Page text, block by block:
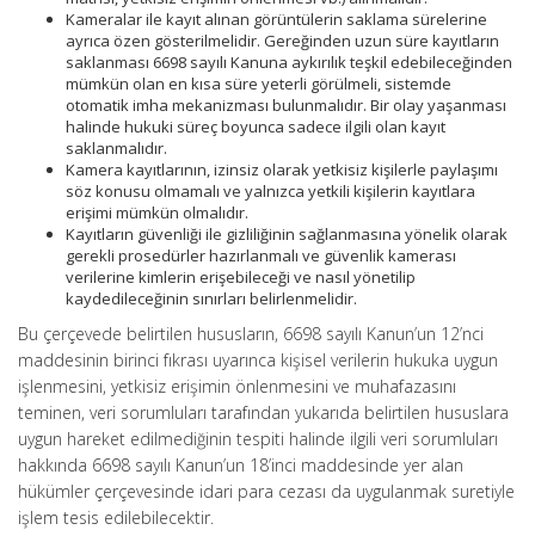
Kameralar ile kayıt alınan görüntülerin saklama sürelerine
ayrıca özen gösterilmelidir. Gereğinden uzun süre kayıtların
saklanması 6698 sayılı Kanuna aykırılık teşkil edebileceğinden
mümkün olan en kısa süre yeterli görülmeli, sistemde
otomatik imha mekanizması bulunmalıdır. Bir olay yaşanması
halinde hukuki süreç boyunca sadece ilgili olan kayıt
saklanmalıdır.
Kamera kayıtlarının, izinsiz olarak yetkisiz kişilerle paylaşımı
söz konusu olmamalı ve yalnızca yetkili kişilerin kayıtlara
erişimi mümkün olmalıdır.
Kayıtların güvenliği ile gizliliğinin sağlanmasına yönelik olarak
gerekli prosedürler hazırlanmalı ve güvenlik kamerası
verilerine kimlerin erişebileceği ve nasıl yönetilip
kaydedileceğinin sınırları belirlenmelidir.
Bu çerçevede belirtilen hususların, 6698 sayılı Kanun’un 12’nci
maddesinin birinci fıkrası uyarınca kişisel verilerin hukuka uygun
işlenmesini, yetkisiz erişimin önlenmesini ve muhafazasını
teminen, veri sorumluları tarafından yukarıda belirtilen hususlara
uygun hareket edilmediğinin tespiti halinde ilgili veri sorumluları
hakkında 6698 sayılı Kanun’un 18’inci maddesinde yer alan
hükümler çerçevesinde idari para cezası da uygulanmak suretiyle
işlem tesis edilebilecektir.